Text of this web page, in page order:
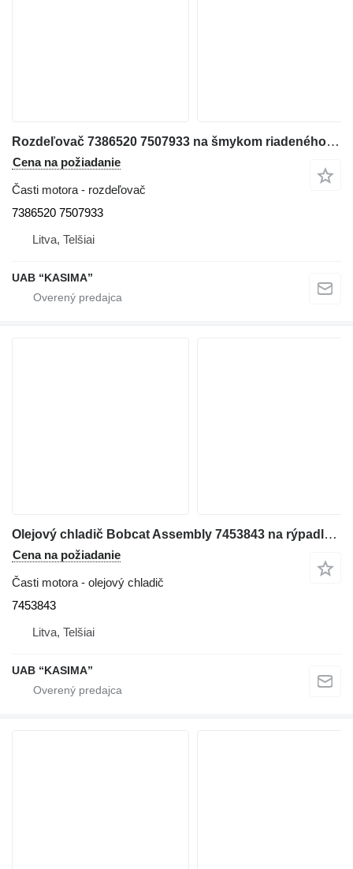
Rozdeľovač 7386520 7507933 na šmykom riadeného nakladača Bobcat S76
Cena na požiadanie
Časti motora - rozdeľovač
7386520 7507933
Litva, Telšiai
UAB “KASIMA”
Olejový chladič Bobcat Assembly 7453843 na rýpadla Bobcat S76
Cena na požiadanie
Časti motora - olejový chladič
7453843
Litva, Telšiai
UAB “KASIMA”